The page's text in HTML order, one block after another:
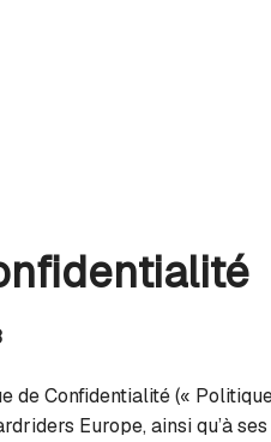
de Confidentialité («
Europe, ainsi qu’à